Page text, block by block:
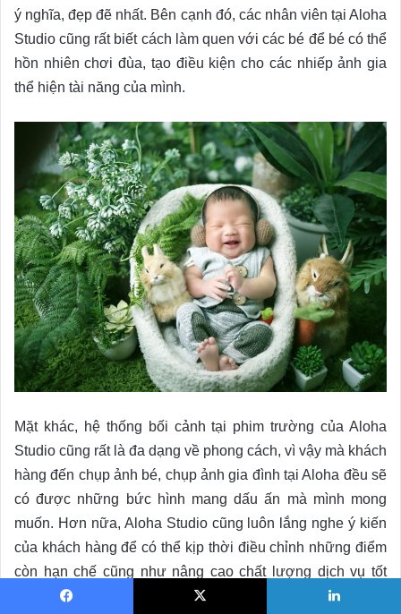
ý nghĩa, đẹp đẽ nhất. Bên cạnh đó, các nhân viên tại Aloha
Studio cũng rất biết cách làm quen với các bé để bé có thể
hồn nhiên chơi đùa, tạo điều kiện cho các nhiếp ảnh gia
thể hiện tài năng của mình.
Mặt khác, hệ thống bối cảnh tại phim trường của Aloha
Studio cũng rất là đa dạng về phong cách, vì vậy mà khách
hàng đến chụp ảnh bé, chụp ảnh gia đình tại Aloha đều sẽ
có được những bức hình mang dấu ấn mà mình mong
muốn. Hơn nữa, Aloha Studio cũng luôn lắng nghe ý kiến
của khách hàng để có thể kịp thời điều chỉnh những điểm
còn hạn chế cũng như nâng cao chất lượng dịch vụ tốt